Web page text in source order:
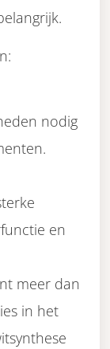
nodig
en
meer dan
in het